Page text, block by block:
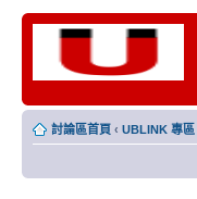
討論區首頁 ‹ UBLINK 專區